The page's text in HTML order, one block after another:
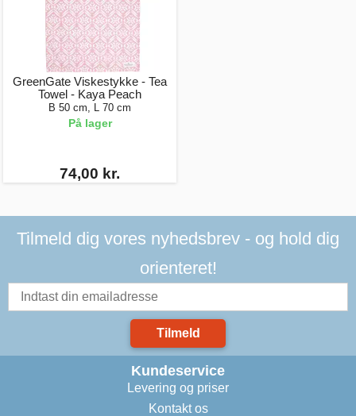
GreenGate Viskestykke - Tea
Towel - Kaya Peach
B 50 cm, L 70 cm
På lager
74,00 kr.
Tilmeld dig vores nyhedsbrev - og hold dig
orienteret!
Tilmeld
Kundeservice
Levering og priser
Kontakt os